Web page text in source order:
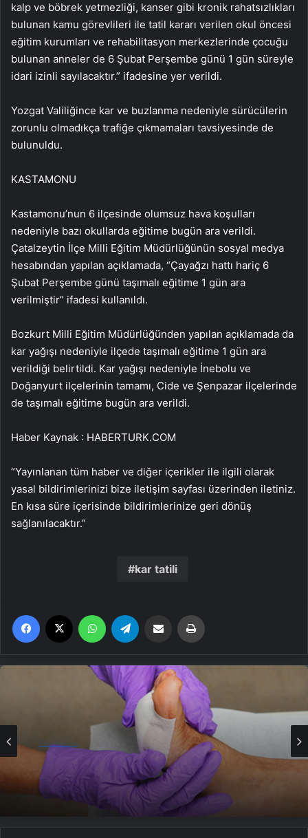
kalp ve böbrek yetmezliği, kanser gibi kronik rahatsızlıkları
bulunan kamu görevlileri ile tatil kararı verilen okul öncesi
eğitim kurumları ve rehabilitasyon merkezlerinde çocuğu
bulunan anneler de 6 Şubat Perşembe günü 1 gün süreyle
idari izinli sayılacaktır.” ifadesine yer verildi.
Yozgat Valiliğince kar ve buzlanma nedeniyle sürücülerin
zorunlu olmadıkça trafiğe çıkmamaları tavsiyesinde de
bulunuldu.
KASTAMONU
Kastamonu’nun 6 ilçesinde olumsuz hava koşulları
nedeniyle bazı okullarda eğitime bugün ara verildi.
Çatalzeytin İlçe Milli Eğitim Müdürlüğünün sosyal medya
hesabından yapılan açıklamada, “Çayağzı hattı hariç 6
Şubat Perşembe günü taşımalı eğitime 1 gün ara
verilmiştir” ifadesi kullanıldı.
Bozkurt Milli Eğitim Müdürlüğünden yapılan açıklamada da
kar yağışı nedeniyle ilçede taşımalı eğitime 1 gün ara
verildiği belirtildi. Kar yağışı nedeniyle İnebolu ve
Doğanyurt ilçelerinin tamamı, Cide ve Şenpazar ilçelerinde
de taşımalı eğitime bugün ara verildi.
Haber Kaynak : HABERTURK.COM
“Yayınlanan tüm haber ve diğer içerikler ile ilgili olarak
yasal bildirimlerinizi bize iletişim sayfası üzerinden iletiniz.
En kısa süre içerisinde bildirimlerinize geri dönüş
sağlanılacaktır.”
kar tatili
Facebook WhatsApp Email'den paylaş
Ortopodoloji İle Diyabetik Ayak Yarası
Tedavisi